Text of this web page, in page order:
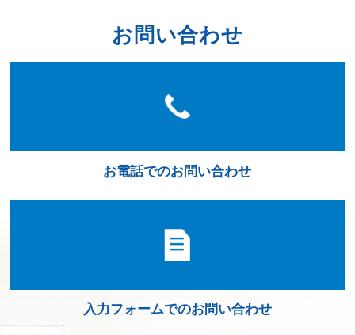
お問い合わせ
お電話でのお問い合わせ
入力フォームでのお問い合わせ